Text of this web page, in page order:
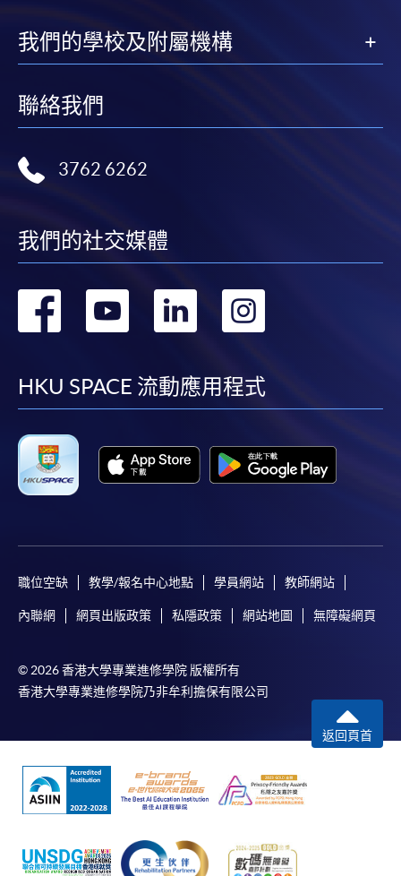
親身報名/郵遞
報讀新課程
SF26報名表，親往
[下載報名表SF26]
表可向報名中心或有關課程負責人索取。填妥申請
表格後，請連同報名費/學費以及所需證明文件親
報讀同一學歷頒授課程內其他單元
​學院為學歷頒授課程特設「註冊及學費通知」，適
用於一般學歷頒授課程。
(「通知」)，請填妥有關「通知」，並親往報名中
心或以郵遞方式，遞交「通知」及繳交所需費用。
有關繳費詳情，請參閱付款方法
。如對報名程序有任
人或報名中心。
選用網上報名服務必須在已接駁互聯網及支援
JavaScript程式瀏覽器的電腦上進行。建議選用
Google Chrome瀏覽器。
必須重新開始整個申請程序。
網上報名只支援「提早報讀優惠」。如需享用其他
我們的學校及附屬機構
聯絡我們
3762 6262
我們的社交媒體
轉
facebook
轉
youtube
轉
linkedin
HKU SPACE 流動應用程式
職位空缺 教學/報名中心地點 學員網站 教師網站
內聯網 網頁出版政策 私隱政策 網站地圖 無障礙網頁
© 2026 香港大學專業進修學院 版權所有
香港大學專業進修學院乃非牟利擔保有限公司
返回頁首